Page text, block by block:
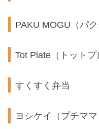
PAKU MOGU（パク
Tot Plate（トットプ
すくすく弁当
ヨシケイ（プチママ